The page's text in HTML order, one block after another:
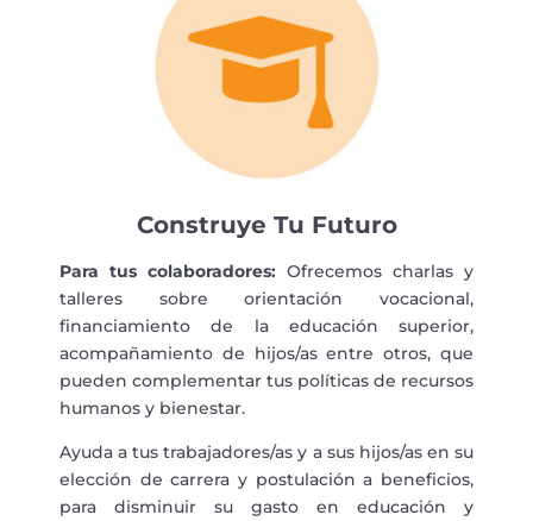
Construye Tu Futuro
Para tus colaboradores: Ofrecemos charlas y
talleres sobre orientación vocacional,
financiamiento de la educación superior,
acompañamiento de hijos/as entre otros, que
pueden complementar tus políticas de recursos
humanos y bienestar.
Ayuda a tus trabajadores/as y a sus hijos/as en su
elección de carrera y postulación a beneficios,
para disminuir su gasto en educación y